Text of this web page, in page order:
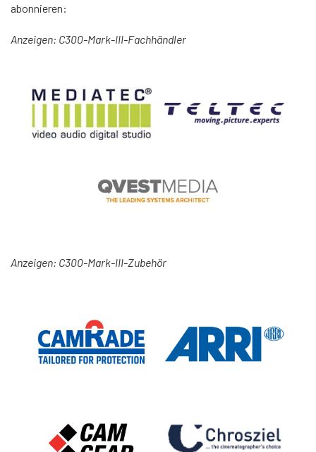
abonnieren:
Anzeigen: C300-Mark-III-Fachhändler
Anzeigen: C300-Mark-III-Zubehör